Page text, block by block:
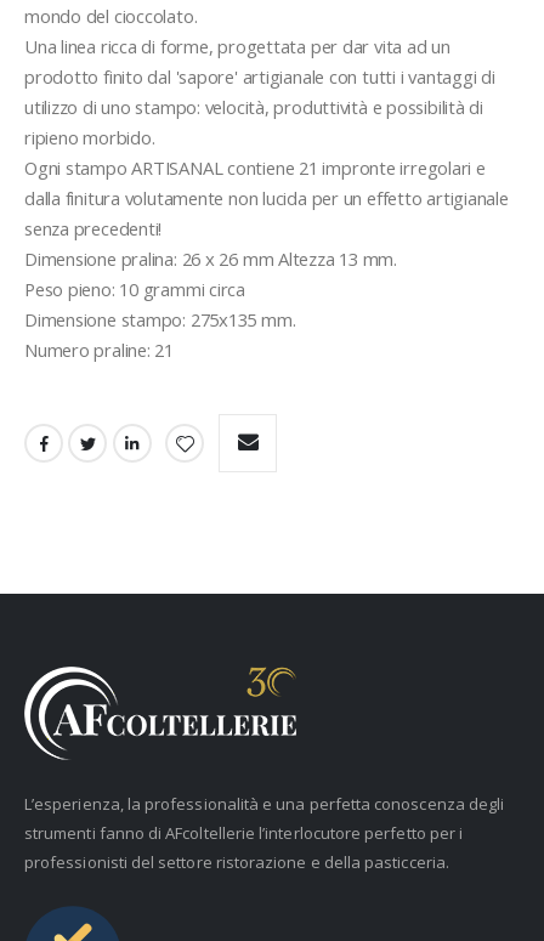
mondo del cioccolato.
Una linea ricca di forme, progettata per dar vita ad un
prodotto finito dal 'sapore' artigianale con tutti i vantaggi di
utilizzo di uno stampo: velocità, produttività e possibilità di
ripieno morbido.
Ogni stampo ARTISANAL contiene 21 impronte irregolari e
dalla finitura volutamente non lucida per un effetto artigianale
senza precedenti!
Dimensione pralina: 26 x 26 mm Altezza 13 mm.
Peso pieno: 10 grammi circa
Dimensione stampo: 275x135 mm.
Numero praline: 21
L’esperienza, la professionalità e una perfetta conoscenza degli
strumenti fanno di AFcoltellerie l’interlocutore perfetto per i
professionisti del settore ristorazione e della pasticceria.